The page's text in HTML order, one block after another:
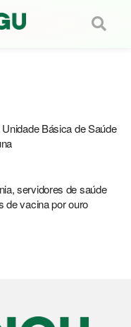
Básica de Saúde
servidores de saúde
de vacina por ouro